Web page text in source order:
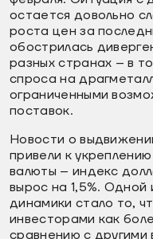
остается довольно
роста цен за
обострилась
разных странах – в
спроса на
ограниченными
поставок.
Новости о
привели к
валюты – индекс
вырос на 1,5%. Одной
динамики стало то,
инвесторами как
сравнению с